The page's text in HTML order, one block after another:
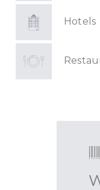
Hotels